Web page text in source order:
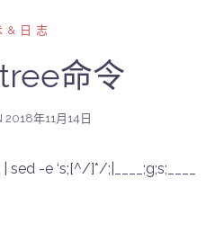
&日志
命令
2018年11月14日
-e ‘s;[^/]*/;|____;g;s;____